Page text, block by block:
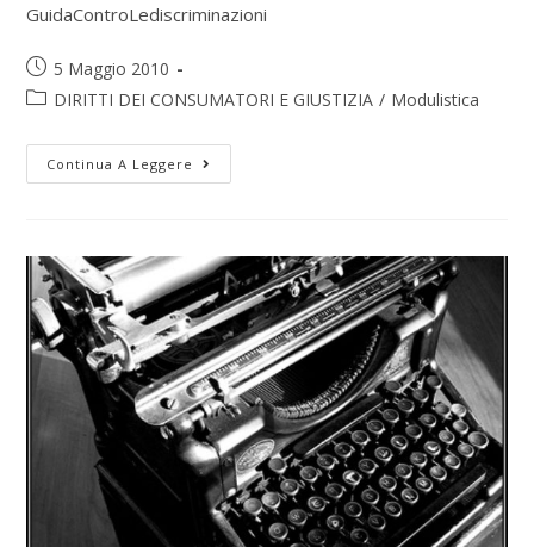
GuidaControLediscriminazioni
5 Maggio 2010
DIRITTI DEI CONSUMATORI E GIUSTIZIA / Modulistica
Continua A Leggere